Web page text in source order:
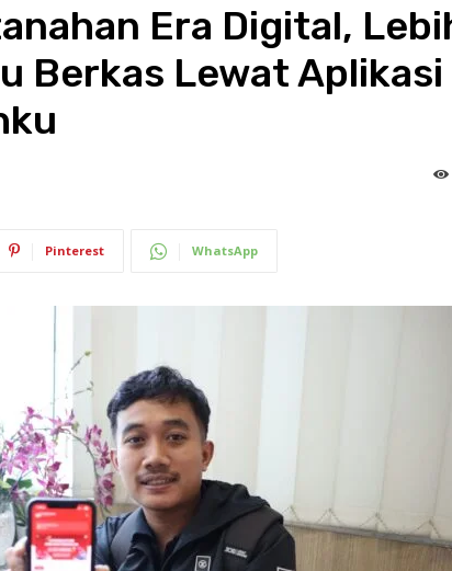
Era Digital,
Berkas Lewat Aplikasi
Pinterest WhatsApp